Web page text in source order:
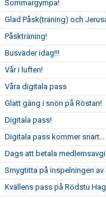
Sommargympa!
Glad Påsk(träning) och
Påskträning!
Busväder idag!!!
Vår i luften!
Våra digitala pass
Glatt gäng i snön på Röstan!
Digitala pass!
Digitala pass kommer snart...
Dags att betala
Smygtitta på inspelningen av
Kvällens pass på Rödstu